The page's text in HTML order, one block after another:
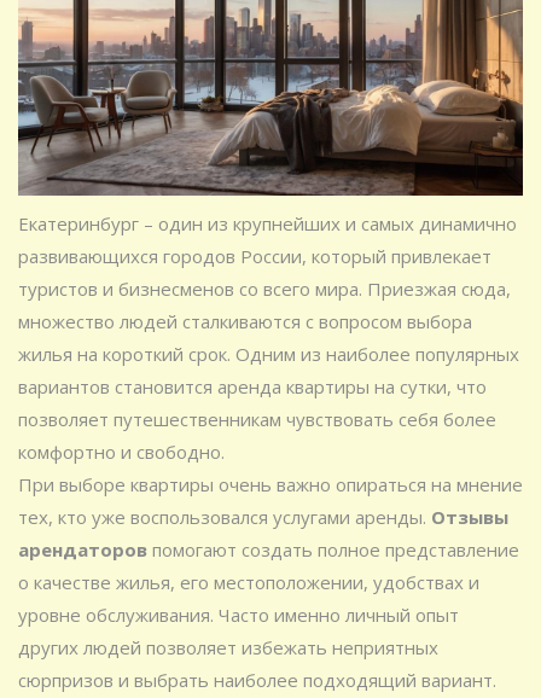
Екатеринбург – один из крупнейших и самых динамично
развивающихся городов России, который привлекает
туристов и бизнесменов со всего мира. Приезжая сюда,
множество людей сталкиваются с вопросом выбора
жилья на короткий срок. Одним из наиболее популярных
вариантов становится аренда квартиры на сутки, что
позволяет путешественникам чувствовать себя более
комфортно и свободно.
При выборе квартиры очень важно опираться на мнение
тех, кто уже воспользовался услугами аренды. Отзывы
арендаторов помогают создать полное представление
о качестве жилья, его местоположении, удобствах и
уровне обслуживания. Часто именно личный опыт
других людей позволяет избежать неприятных
сюрпризов и выбрать наиболее подходящий вариант.